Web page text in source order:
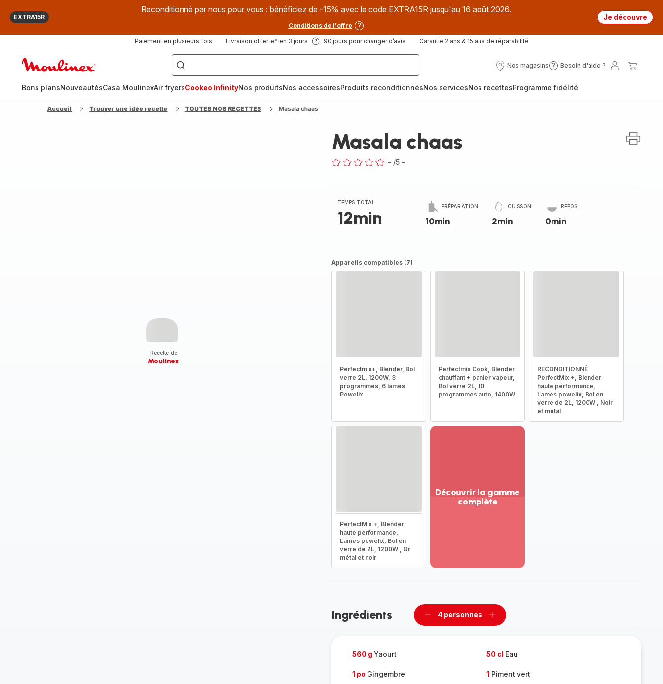
EXTRA15R
Reconditionné par nous pour vous : bénéficiez de -15% avec le code EXTRA15R jusqu'au 16 août 2026.
Conditions de l'offre
Je découvre
Paiement en plusieurs fois Livraison offerte* en 3 jours 90 jours pour changer d’avis Garantie 2 ans & 15 ans de réparabilité
["Que
recherchez-
vous
?",
fryer",
"Companion"]
Nos magasins
Nos
Besoin d'aide ?
Besoin
?
Mon
Bons plansNouveautésCasa MoulinexAir fryersCookeo InfinityNos produitsNos accessoiresProduits reconditionnésNos servicesNos recettesProgramme fidélité
Accueil Trouver une idée recette TOUTES NOS RECETTES Masala chaas
Recette de
Moulinex
Masala chaas
- /5 -
TEMPS TOTAL
12min
PRÉPARATION
10min
CUISSON
2min
REPOS
0min
Appareils compatibles (7)
Perfectmix+, Blender, Bol
verre 2L, 1200W, 3
programmes, 6 lames
Powelix
Perfectmix Cook, Blender
chauffant + panier vapeur,
Bol verre 2L, 10
programmes auto, 1400W
RECONDITIONNÉ
PerfectMix +, Blender
haute performance,
Lames powelix, Bol en
verre de 2L, 1200W , Noir
et métal
PerfectMix +, Blender
haute performance,
Lames powelix, Bol en
verre de 2L, 1200W , Or
métal et noir
Découvrir la gamme
complète
complète
Ingrédients
Supprimer
4 personnes
Ajouter
560 g Yaourt 50 cl Eau
1 po Gingembre 1 Piment vert